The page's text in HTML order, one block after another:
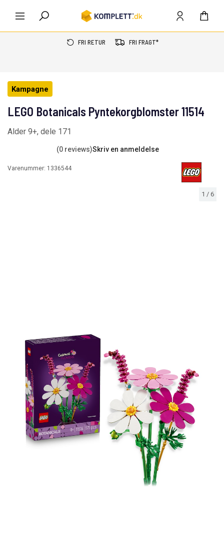
FRI RETUR FRI FRAGT*
1 / 6
Kampagne
LEGO Botanicals Pyntekorgblomster 11514
Alder 9+, dele 171
(0 reviews)Skriv en anmeldelse
Varenummer: 1336544